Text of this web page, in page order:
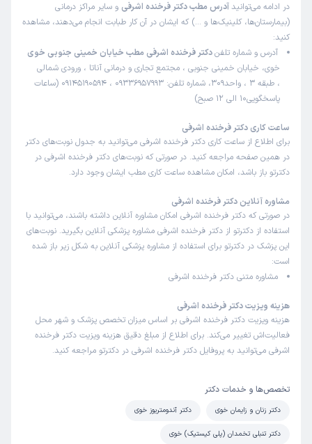
زمان انتظار:بیش از 90 دقیقه
مدت زمانی خیلی خیلی زیادی منتظر ماندم و‌کلافه شدم دکتر
هیچ توضیحی نداد و منشی اعصاب نداش
علت مراجعه: درمان نازایی و ارزیابی علت آن
این پزشک را پیشنهاد میکنم
زمان انتظار:بیش از 90 دقیقه
دکتر فوق العاده ای هستن خوش اخلاق و خوش برخورد هستن
ولی کاش برای حریم شخصی بیمار احترام قائل بشن 5و6 تا
بیمار تو یه اتاق آدم نمیتونه راحت حرفش رو بزنه،***
کاربر دکترتو
این پزشک را پیشنهاد میکنم
زمان انتظار:بیش از 90 دقیقه
به نظارت خوب منشی برمیگرده واینکه هشت ساله مریض خانم
خانم دکتر اشرفی خیلی ماهرواستادواقعا تو سطح استان میتونم
بگم بی نظیرن نه اینکه فقط تو خوی.خداوند بر توفیقاتشان
در ادامه می‌توانید آدرس مطب دکتر فرخنده اشرفی و سایر مراکز درمانی
(بیمارستان‌ها، کلینیک‌ها و …) که ایشان در آن کار طبابت انجام می‌دهند، مشاهده
کنید:
آدرس و شماره تلفندکتر فرخنده اشرفی مطب خیابان خمینی جنوبی خوی
خوی، خیابان خمینی جنوبی ، مجتمع تجاری و درمانی آناتا ، ورودی شمالی
، طبقه 3 ، واحد309، شماره تلفن: 09336957993 ، 09145190594 (ساعات
پاسخگویی10 الی 12 صبح)
ساعت کاری دکتر فرخنده اشرفی
برای اطلاع از ساعت کاری دکتر فرخنده اشرفی می‌توانید به جدول نوبت‌های دکتر
در همین صفحه مراجعه کنید. در صورتی که نوبت‌های دکتر فرخنده اشرفی در
دکترتو باز باشد، امکان مشاهده ساعت کاری مطب ایشان وجود دارد.
مشاوره آنلاین دکتر فرخنده اشرفی
در صورتی که دکتر فرخنده اشرفی امکان مشاوره آنلاین داشته باشند، می‌توانید با
استفاده از دکترتو از دکتر فرخنده اشرفی مشاوره پزشکی آنلاین بگیرید. نوبت‌های
این پزشک در دکترتو برای استفاده از مشاوره پزشکی آنلاین به شکل زیر باز شده
است:
مشاوره متنی دکتر فرخنده اشرفی
هزینه ویزیت دکتر فرخنده اشرفی
هزینه ویزیت دکتر فرخنده اشرفی بر اساس میزان تخصص پزشک و شهر محل
فعالیت‌اش تغییر می‌کند. برای اطلاع از مبلغ دقیق هزینه ویزیت دکتر فرخنده
اشرفی می‌توانید به پروفایل دکتر فرخنده اشرفی در دکترتو مراجعه کنید.
تخصص‌ها و خدمات دکتر
دکتر زنان و زایمان خوی دکتر آندومتریوز خوی
دکتر تنبلی تخمدان (پلی کیستیک) خوی